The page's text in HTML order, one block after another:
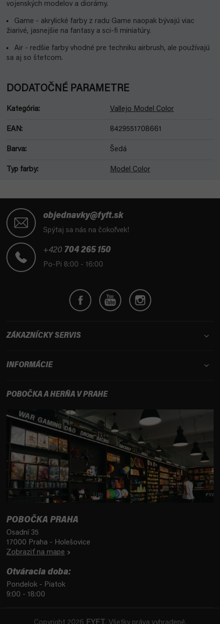
vojenských modelov a diorámy.
Game - akrylické farby z radu Game naopak bývajú viac
žiarivé, jasnejšie na fantasy a sci-fi miniatúry.
Air - redšie farby vhodné pre techniku airbrush, ale používajú
sa aj so štetcom.
DODATOČNÉ PARAMETRE
Kategória: Vallejo Model Color
EAN: 8429551708661
Barva: Šedá
Typ farby: Model Color
objednavky@fyft.sk
Spýtaj sa nás na čokoľvek!
+420 704 265 150
Po-Pi 8:00 - 16:00
ZÁKAZNÍCKY SERVIS
INFORMÁCIE
POBOČKA A HERŇA V PRAHE
POBOČKA PRAHA
Osadní 35
17000 Praha - Holešovice
Zobraziť na mape
Otváracia doba:
Pondelok - Piatok
9:00 - 18:00